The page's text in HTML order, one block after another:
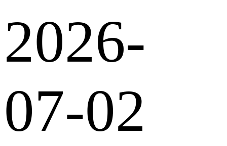
2026-
07-02